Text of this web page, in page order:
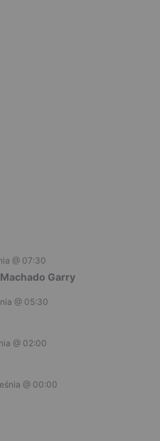
@ 07:30
Garry
@ 05:30
@ 02:00
@ 00:00